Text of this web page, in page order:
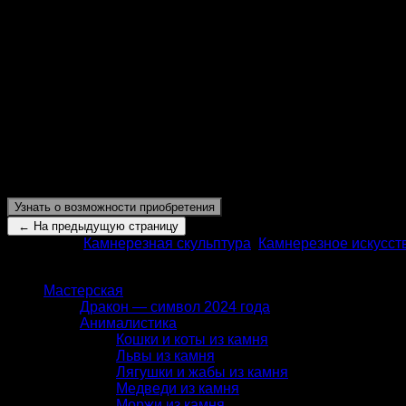
Узнать о возможности приобретения
Камнерезная скульптура Камнерезное
Мастерская
Дракон — символ 2024 года
Анималистика
Кошки и коты из камня
Львы из камня
Лягушки и жабы из камня
Медведи из камня